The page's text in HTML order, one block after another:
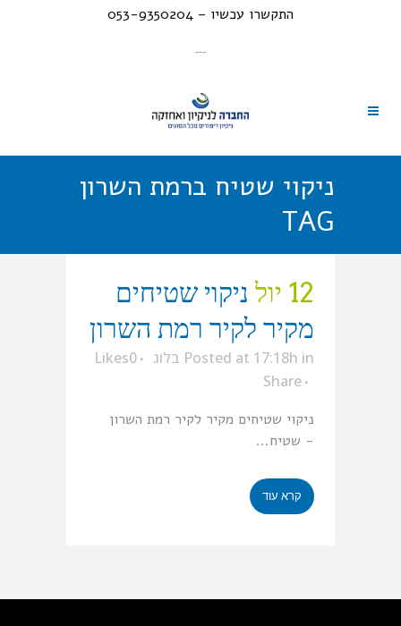
התקשרו עכשיו – 053-9350204
---
ניקוי שטיח ברמת השרון
TAG
12 יול
ניקוי שטיחים
מקיר לקיר רמת השרון
Posted at 17:18h in בלוג 0
Likes
Share
ניקוי שטיחים מקיר לקיר רמת השרון
- שטיח...
קרא עוד